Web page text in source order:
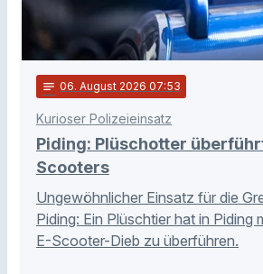
notes 06. August 2026 07:53
Kurioser Polizeieinsatz
Piding: Plüschotter
Scooters
Ungewöhnlicher Einsatz für die
Piding: Ein Plüschtier hat in Piding
E-Scooter-Dieb zu überführen.